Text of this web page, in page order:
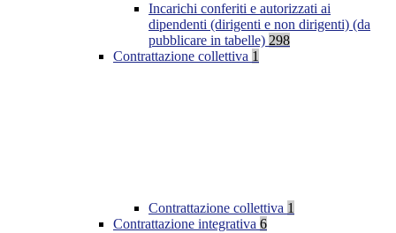
Incarichi conferiti e autorizzati ai
dipendenti (dirigenti e non dirigenti) (da
pubblicare in tabelle) 298
Contrattazione collettiva 1
Contrattazione collettiva 1
Contrattazione integrativa 6